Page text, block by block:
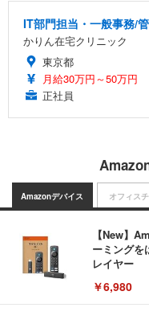
IT部門担当・一般事務/
かりん在宅クリニック
東京都
月給30万円～50万円
正社員
Amazonデバイス
【New】
ーミングを
レイヤー
￥6,980
オフィス